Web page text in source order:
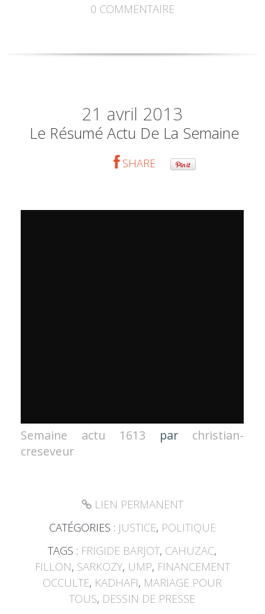
0 COMMENTAIRE
21 avril 2013
Le Résumé Actu De La Semaine
SHARE
Semaine actu 1613 par christian-
creseveur
LIEN PERMANENT
CATÉGORIES : JUSTICE, POLITIQUE
TAGS : FRIGIDE BARJOT, CAHUZAC,
FILLON, SARKOZY, UMP, FINANCEMENT
OCCULTE, KADHAFI, MARIAGE POUR
TOUS, DESSIN DE PRESSE